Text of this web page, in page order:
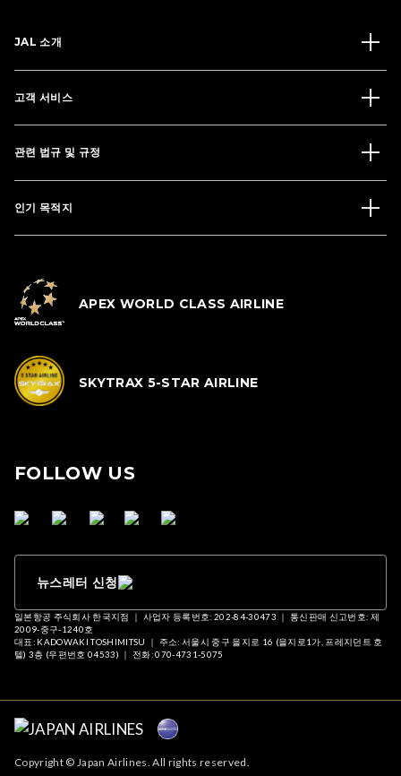
JAL 소개
고객 서비스
관련 법규 및 규정
인기 목적지
APEX WORLD CLASS AIRLINE
SKYTRAX 5-STAR AIRLINE
FOLLOW US
뉴스레터 신청
일본항공 주식회사 한국지점 ｜ 사업자 등록번호: 202-84-30473 ｜ 통신판매 신고번호: 제
2009-중구-1240호
대표: KADOWAKI TOSHIMITSU ｜ 주소: 서울시 중구 을지로 16 (을지로1가, 프레지던트 호
텔) 3층 (우편번호 04533) ｜ 전화: 070-4731-5075
Copyright © Japan Airlines. All rights reserved.